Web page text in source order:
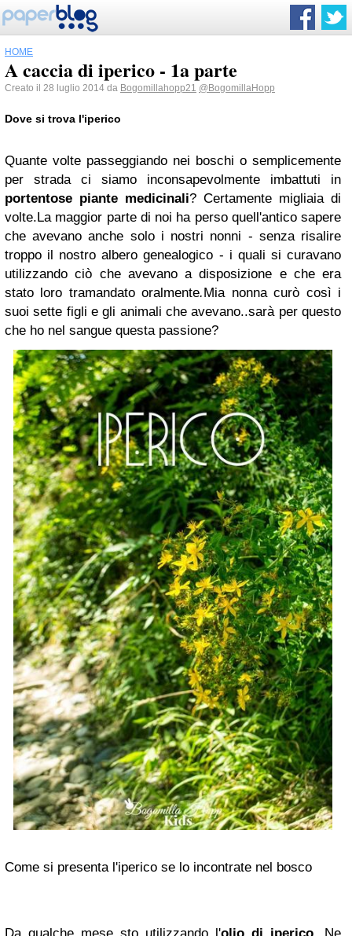
HOME
A caccia di iperico - 1a parte
Creato il 28 luglio 2014 da Bogomillahopp21 @BogomillaHopp
Dove si trova l'iperico
Quante volte passeggiando nei boschi o semplicemente
per strada ci siamo inconsapevolmente imbattuti in
portentose piante medicinali? Certamente migliaia di
volte.La maggior parte di noi ha perso quell'antico sapere
che avevano anche solo i nostri nonni - senza risalire
troppo il nostro albero genealogico - i quali si curavano
utilizzando ciò che avevano a disposizione e che era
stato loro tramandato oralmente.Mia nonna curò così i
suoi sette figli e gli animali che avevano..sarà per questo
che ho nel sangue questa passione?
Come si presenta l'iperico se lo incontrate nel bosco